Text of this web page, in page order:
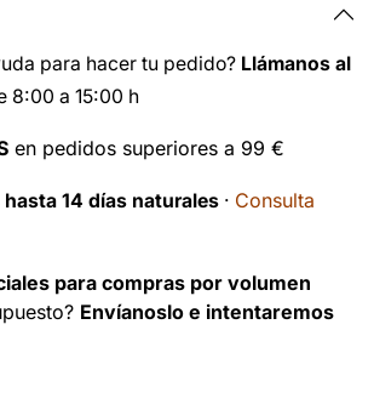
para hacer tu pedido? Llámanos al
8:00 a 15:00 h
en pedidos superiores a 99 €
14 días naturales · Consulta
para compras por volumen
Envíanoslo e intentaremos